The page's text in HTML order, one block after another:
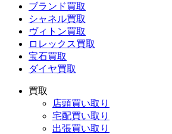
ブランド買取
シャネル買取
ヴィトン買取
ロレックス買取
宝石買取
ダイヤ買取
買取
店頭買い取り
宅配買い取り
出張買い取り